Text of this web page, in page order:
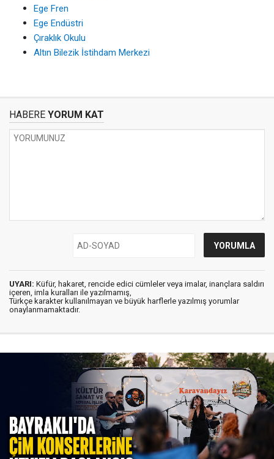
Ege Fren
Ege Endüstri
Çıraklık Okulu
Altın Bilezik İstihdam Merkezi
HABERE YORUM KAT
UYARI: Küfür, hakaret, rencide edici cümleler veya imalar, inançlara saldırı
içeren, imla kuralları ile yazılmamış,
Türkçe karakter kullanılmayan ve büyük harflerle yazılmış yorumlar
onaylanmamaktadır.